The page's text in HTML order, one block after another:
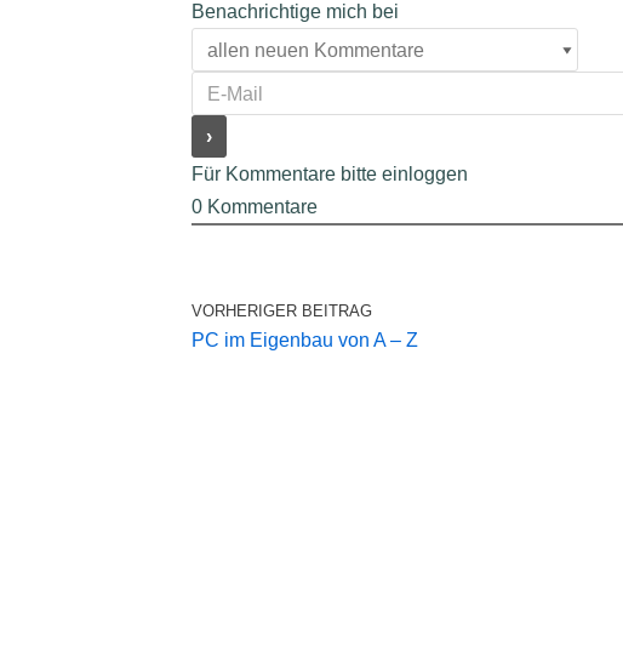
Benachrichtige mich bei
Für Kommentare bitte einloggen
0 Kommentare
VORHERIGER BEITRAG
PC im Eigenbau von A – Z